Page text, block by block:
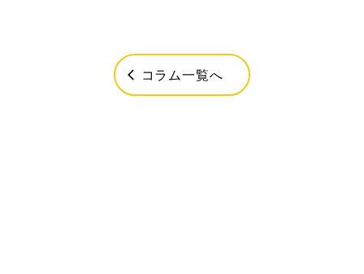
コラム一覧へ